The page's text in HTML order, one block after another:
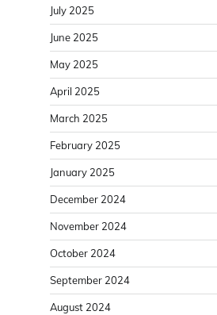
July 2025
June 2025
May 2025
April 2025
March 2025
February 2025
January 2025
December 2024
November 2024
October 2024
September 2024
August 2024